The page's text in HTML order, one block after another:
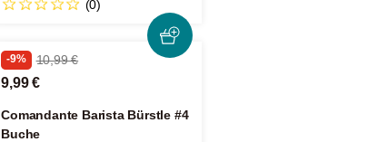
(0)
-9% 10,99 €
9,99 €
Comandante Barista Bürstle #4
Buche